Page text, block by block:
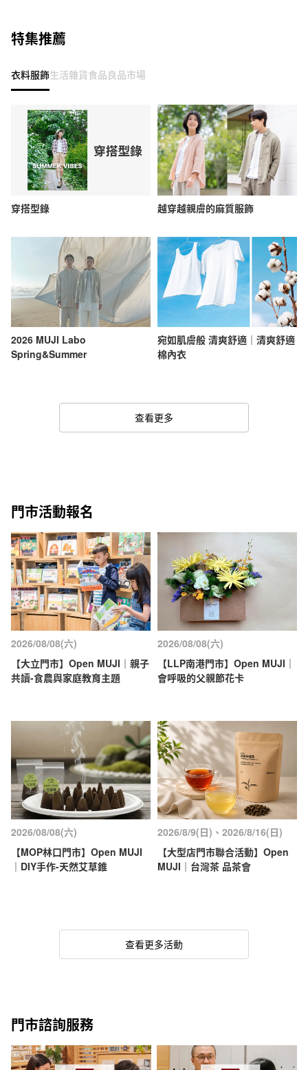
特集推薦
衣料服飾生活雜貨食品良品市場
穿搭型錄 越穿越親膚的麻質服飾
2026 MUJI Labo
Spring&Summer
宛如肌膚般 清爽舒適｜清爽舒適
棉內衣
查看更多
門市活動報名
2026/08/08(六)
【大立門市】Open MUJI｜親子
共讀-食農與家庭教育主題
2026/08/08(六)
【LLP南港門市】Open MUJI｜
會呼吸的父親節花卡
2026/08/08(六)
【MOP林口門市】Open MUJI
｜DIY手作-天然艾草錐
2026/8/9(日)、2026/8/16(日)
【大型店門市聯合活動】Open
MUJI｜台灣茶 品茶會
查看更多活動
門市諮詢服務